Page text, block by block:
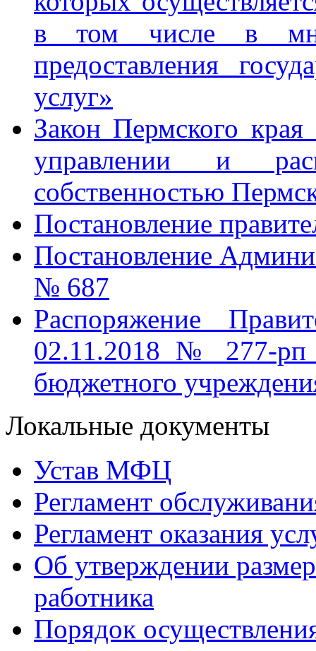
в том числе в
предоставления
услуг»
Закон Пермского
управлении и
собственностью
Постановление
Постановление
№ 687
Распоряжение
02.11.2018 № 277-рп
бюджетного
Локальные документы
Устав МФЦ
Регламент
Регламент оказания
Об утверждении
работника
Порядок